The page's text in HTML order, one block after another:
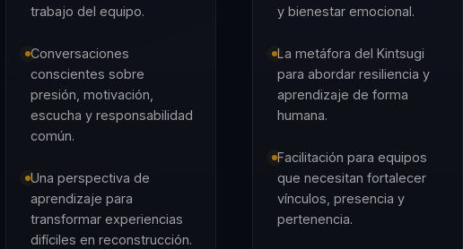
trabajo del equipo.
Conversaciones
conscientes sobre
presión, motivación,
escucha y responsabilidad
común.
Una perspectiva de
aprendizaje para
transformar experiencias
difíciles en reconstrucción.
y bienestar emocional.
La metáfora del Kintsugi
para abordar resiliencia y
aprendizaje de forma
humana.
Facilitación para equipos
que necesitan fortalecer
vínculos, presencia y
pertenencia.